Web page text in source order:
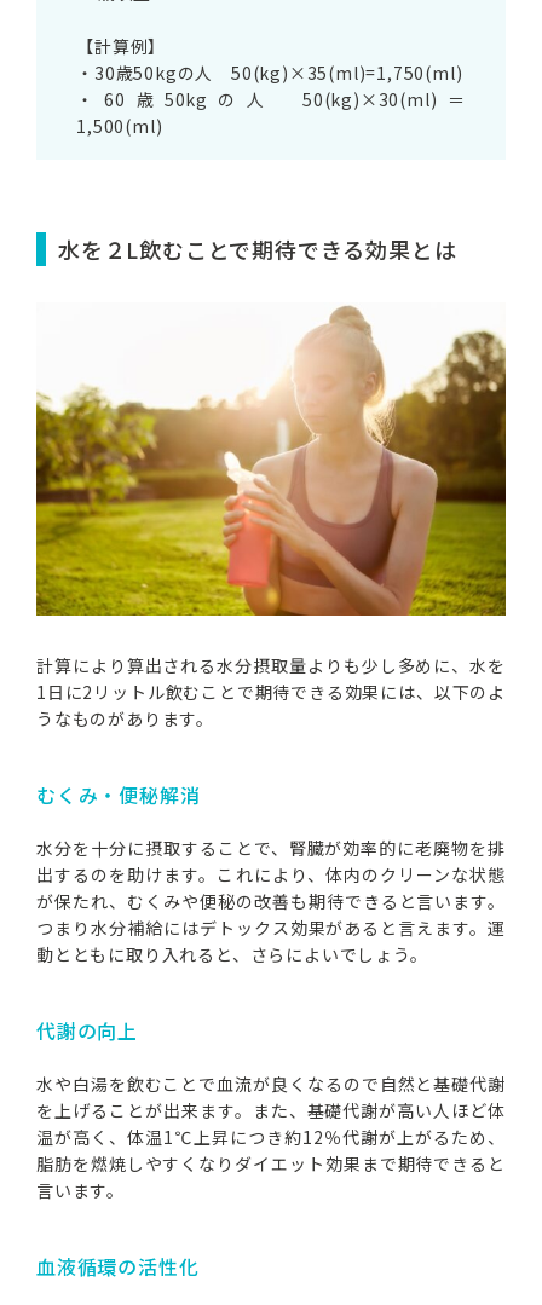
【計算例】
・30歳50kgの人 50(kg)×35(ml)=1,750(ml)
・60歳50kgの人 50(kg)×30(ml)＝
1,500(ml)
水を２L飲むことで期待できる効果とは
計算により算出される水分摂取量よりも少し多めに、水を
1日に2リットル飲むことで期待できる効果には、以下のよ
うなものがあります。
むくみ・便秘解消
水分を十分に摂取することで、腎臓が効率的に老廃物を排
出するのを助けます。これにより、体内のクリーンな状態
が保たれ、むくみや便秘の改善も期待できると言います。
つまり水分補給にはデトックス効果があると言えます。運
動とともに取り入れると、さらによいでしょう。
代謝の向上
水や白湯を飲むことで血流が良くなるので自然と基礎代謝
を上げることが出来ます。また、基礎代謝が高い人ほど体
温が高く、体温1℃上昇につき約12％代謝が上がるため、
脂肪を燃焼しやすくなりダイエット効果まで期待できると
言います。
血液循環の活性化